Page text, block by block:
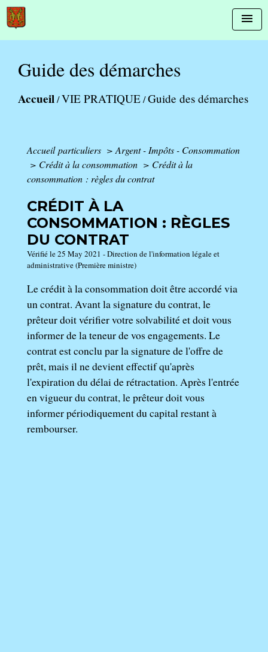
menu
Guide des démarches
Accueil/VIE PRATIQUE/Guide des démarches
Accueil particuliers > Argent - Impôts - Consommation
> Crédit à la consommation > Crédit à la
consommation : règles du contrat
CRÉDIT À LA
CONSOMMATION : RÈGLES
DU CONTRAT
Vérifié le 25 May 2021 - Direction de l'information légale et
administrative (Première ministre)
Le crédit à la consommation doit être accordé via
un contrat. Avant la signature du contrat, le
prêteur doit vérifier votre solvabilité et doit vous
informer de la teneur de vos engagements. Le
contrat est conclu par la signature de l'offre de
prêt, mais il ne devient effectif qu'après
l'expiration du délai de rétractation. Après l'entrée
en vigueur du contrat, le prêteur doit vous
informer périodiquement du capital restant à
rembourser.